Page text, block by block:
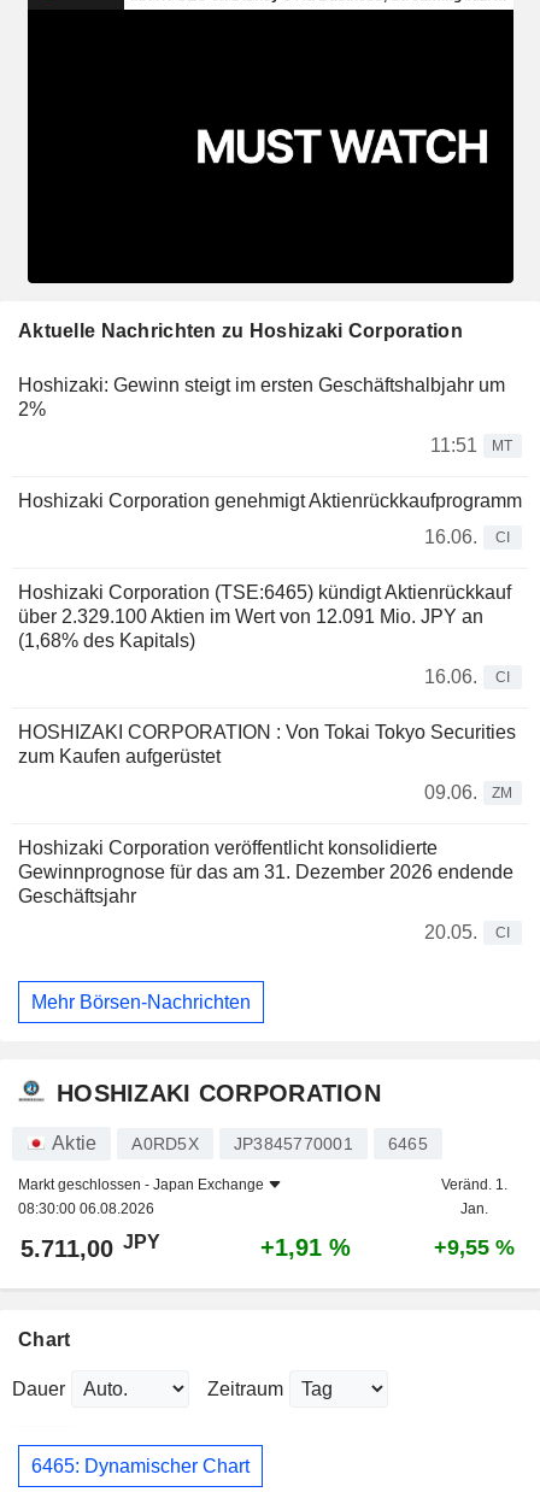
Aktuelle Nachrichten zu Hoshizaki Corporation
Hoshizaki: Gewinn steigt im ersten Geschäftshalbjahr um
2%
11:51
MT
Hoshizaki Corporation genehmigt Aktienrückkaufprogramm
16.06.
CI
Hoshizaki Corporation (TSE:6465) kündigt Aktienrückkauf
über 2.329.100 Aktien im Wert von 12.091 Mio. JPY an
(1,68% des Kapitals)
16.06.
CI
HOSHIZAKI CORPORATION : Von Tokai Tokyo Securities
zum Kaufen aufgerüstet
09.06.
ZM
Hoshizaki Corporation veröffentlicht konsolidierte
Gewinnprognose für das am 31. Dezember 2026 endende
Geschäftsjahr
20.05.
CI
Mehr Börsen-Nachrichten
HOSHIZAKI CORPORATION
Aktie A0RD5X JP3845770001 6465
Markt geschlossen - Japan Exchange
08:30:00 06.08.2026
Veränd. 1.
Jan.
5.711,00 JPY +1,91 % +9,55 %
Chart
Dauer Zeitraum
6465: Dynamischer Chart